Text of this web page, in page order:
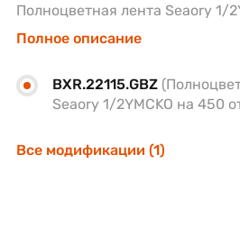
Полноцветная лента Seaory 1/
Полное описание
BXR.22115.GBZ
Seaory 1/2YMCKO на 450
Все модификации (1)